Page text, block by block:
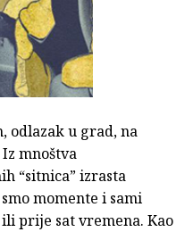
odlazak u grad, na
mnoštva
“sitnica” izrasta
momente i sami
prije sat vremena. Kao